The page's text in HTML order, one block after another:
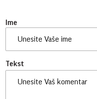
Ime
Tekst